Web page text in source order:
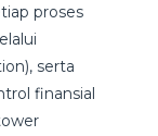
proses
serta
finansial